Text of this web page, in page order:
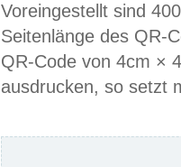
Voreingestellt sind
Seitenlänge des QR-
QR-Code von 4cm ×
ausdrucken, so setzt